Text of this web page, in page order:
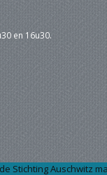
en 16u30.
Stichting Auschwitz